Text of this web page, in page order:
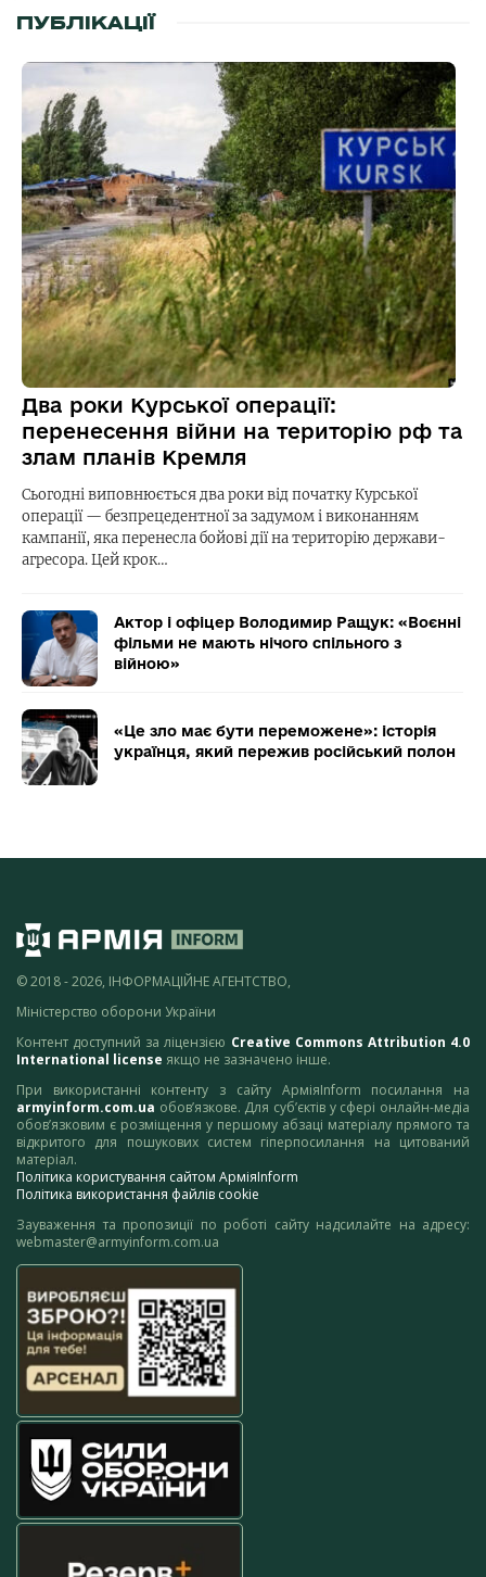
ПУБЛІКАЦІЇ
Два роки Курської операції:
перенесення війни на територію рф та
злам планів Кремля
Сьогодні виповнюється два роки від початку Курської
операції — безпрецедентної за задумом і виконанням
кампанії, яка перенесла бойові дії на територію держави-
агресора. Цей крок…
Актор і офіцер Володимир Ращук: «Воєнні
фільми не мають нічого спільного з
війною»
«Це зло має бути переможене»: історія
українця, який пережив російський полон
© 2018 - 2026, ІНФОРМАЦІЙНЕ АГЕНТСТВО,
Міністерство оборони України
Контент доступний за ліцензією Creative Commons Attribution 4.0
International license якщо не зазначено інше.
При використанні контенту з сайту АрміяInform посилання на
armyinform.com.ua обов’язкове. Для суб’єктів у сфері онлайн-медіа
обов’язковим є розміщення у першому абзаці матеріалу прямого та
відкритого для пошукових систем гіперпосилання на цитований
матеріал.
Політика користування сайтом АрміяInform
Політика використання файлів cookie
Зауваження та пропозиції по роботі сайту надсилайте на адресу:
webmaster@armyinform.com.ua